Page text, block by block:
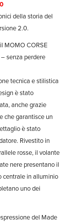
della storia del
2.0.
MOMO CORSE
senza perdere
tecnica e stilistica
è stato
anche grazie
che garantisce un
è stato
Rivestito in
rosse, il volante
nere presentano il
centrale in alluminio
uno dei
del Made